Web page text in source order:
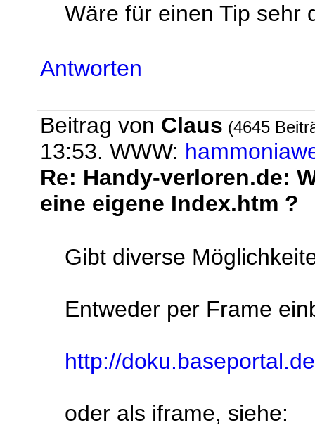
Wäre für einen Tip sehr
Antworten
Beitrag von Claus (4645
13:53. WWW:
Re: Handy-verloren.de:
eine eigene Index.htm ?
Gibt diverse
Entweder per Frame
http://
oder als iframe, siehe: